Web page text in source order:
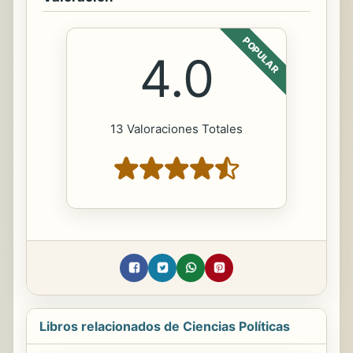
POPULAR
4.0
13 Valoraciones Totales
Libros relacionados de Ciencias Políticas